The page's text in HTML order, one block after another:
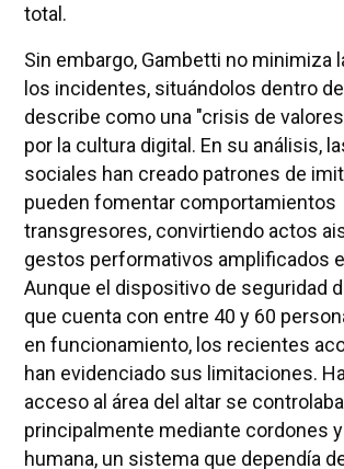
total.
Sin embargo, Gambetti no minimiza
los incidentes, situándolos dentro
describe como una "crisis de
por la cultura digital. En su análisis,
sociales han creado patrones de
pueden fomentar comportamientos
transgresores, convirtiendo actos
gestos performativos amplificados
Aunque el dispositivo de seguridad
que cuenta con entre 40 y 60
en funcionamiento, los recientes
han evidenciado sus limitaciones.
acceso al área del altar se controlaba
principalmente mediante cordones
humana, un sistema que dependía